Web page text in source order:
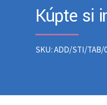
Kúpte si
SKU: ADD/STI/